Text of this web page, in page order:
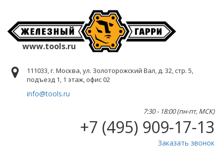
www.tools.ru
111033, г. Москва, ул. Золоторожский Вал, д. 32, стр. 5,
подъезд 1, 1 этаж, офис 02
info@tools.ru
7:30 - 18:00 (пн-пт, МСК)
+7 (495) 909-17-13
Заказать звонок